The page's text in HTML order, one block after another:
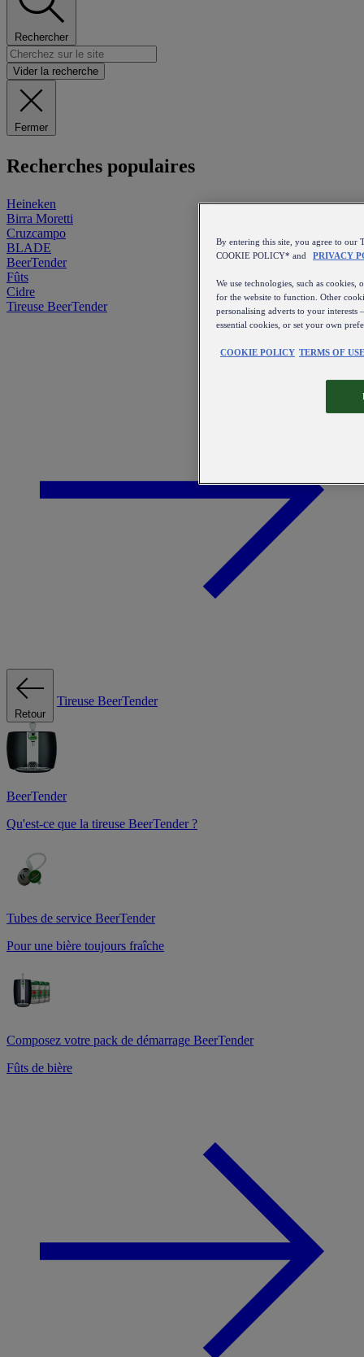
Rechercher
Vider la recherche
Fermer
Recherches populaires
Heineken
Birra Moretti
Cruzcampo
BLADE
BeerTender
Fûts
Cidre
Tireuse BeerTender
Retour
Tireuse BeerTender
BeerTender
Qu'est-ce que la tireuse BeerTender ?
Tubes de service BeerTender
Pour une bière toujours fraîche
Composez votre pack de démarrage BeerTender
Fûts de bière
By entering this site, you agree to our
COOKIE POLICY* and
PRIVACY
We use technologies, such as cookies,
for the website to function. Other
personalising adverts to your interests
essential cookies, or set your own
COOKIE POLICY TERMS OF USE